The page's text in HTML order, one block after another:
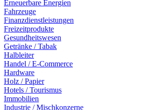
Erneuerbare Energien
Fahrzeuge
Finanzdienstleistungen
Freizeitprodukte
Gesundheitswesen
Getränke / Tabak
Halbleiter
Handel / E-Commerce
Hardware
Holz / Papier
Hotels / Tourismus
Immobilien
Industrie / Mischkonzerne